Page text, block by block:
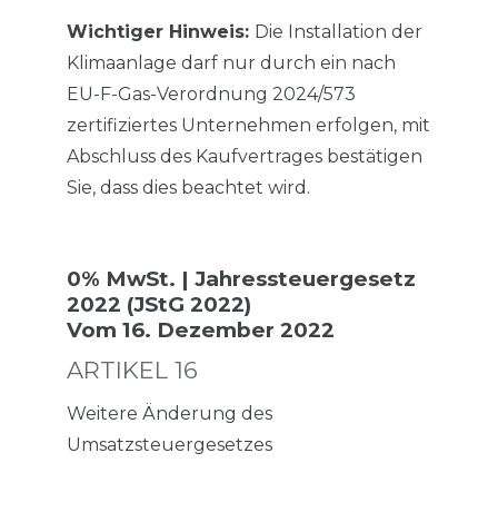
Wichtiger Hinweis: Die Installation der
Klimaanlage darf nur durch ein nach
EU-F-Gas-Verordnung 2024/573
zertifiziertes Unternehmen erfolgen, mit
Abschluss des Kaufvertrages bestätigen
Sie, dass dies beachtet wird.
0% MwSt. | Jahressteuergesetz
2022 (JStG 2022)
Vom 16. Dezember 2022
ARTIKEL 16
Weitere Änderung des
Umsatzsteuergesetzes